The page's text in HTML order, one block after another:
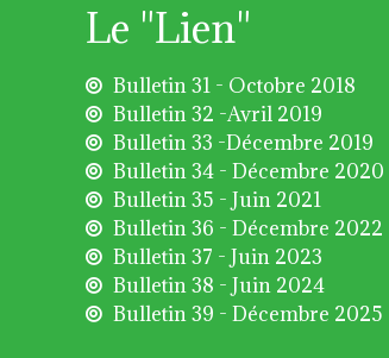
Le "Lien"
Bulletin 31 - Octobre 2018
Bulletin 32 -Avril 2019
Bulletin 33 -Décembre 2019
Bulletin 34 - Décembre 2020
Bulletin 35 - Juin 2021
Bulletin 36 - Décembre 2022
Bulletin 37 - Juin 2023
Bulletin 38 - Juin 2024
Bulletin 39 - Décembre 2025